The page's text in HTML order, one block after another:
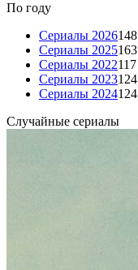
По году
Сериалы 2026148
Сериалы 2025163
Сериалы 2022117
Сериалы 2023124
Сериалы 2024124
Случайные сериалы